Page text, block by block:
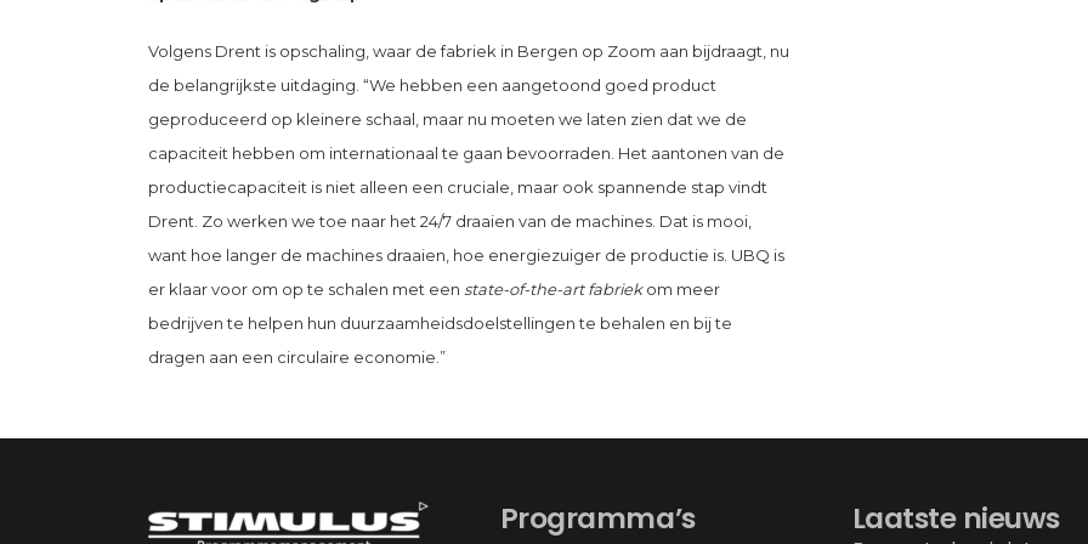
Volgens Drent is opschaling, waar de fabriek in Bergen op Zoom aan bijdraagt, nu
de belangrijkste uitdaging. “We hebben een aangetoond goed product
geproduceerd op kleinere schaal, maar nu moeten we laten zien dat we de
capaciteit hebben om internationaal te gaan bevoorraden. Het aantonen van de
productiecapaciteit is niet alleen een cruciale, maar ook spannende stap vindt
Drent. Zo werken we toe naar het 24/7 draaien van de machines. Dat is mooi,
want hoe langer de machines draaien, hoe energiezuiger de productie is. UBQ is
er klaar voor om op te schalen met een state-of-the-art fabriekom meer
bedrijven te helpen hun duurzaamheidsdoelstellingen te behalen en bij te
dragen aan een circulaire economie.”
Programma’s Laatste nieuws